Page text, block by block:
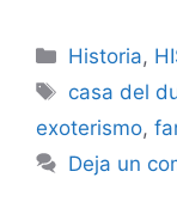
Categorías
Historia,
Etiquetas
casa del
exoterismo,
Deja un